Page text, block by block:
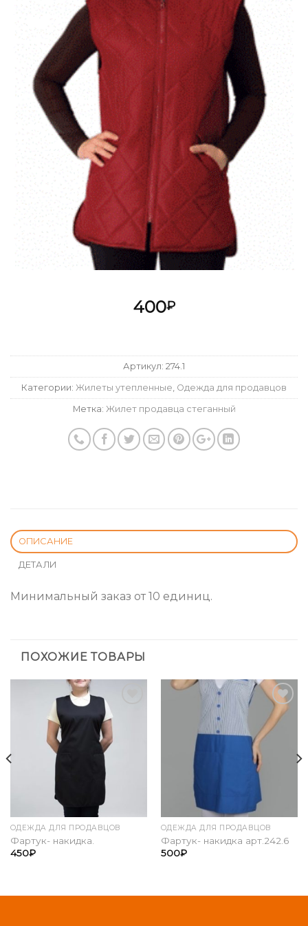
400₽
Артикул: 274.1
Категории: Жилеты утепленные Одежда для продавцов
Метка: Жилет продавца стеганный
ОПИСАНИЕ
ДЕТАЛИ
Минимальный заказ от 10 единиц.
ПОХОЖИЕ ТОВАРЫ
Add to
Wishlist
ОДЕЖДА ДЛЯ ПРОДАВЦОВ
Фартук- накидка.
450₽
Add to
Wishlist
ОДЕЖДА ДЛЯ ПРОДАВЦОВ
Фартук- накидка арт.242.6
500₽